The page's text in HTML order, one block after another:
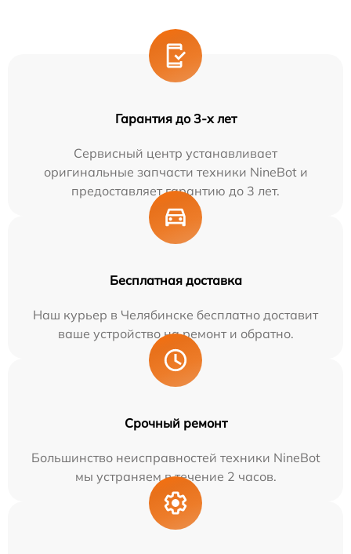
Гарантия до 3-х лет
Сервисный центр устанавливает
оригинальные запчасти техники NineBot и
предоставляет гарантию до 3 лет.
Бесплатная доставка
Наш курьер в Челябинске бесплатно доставит
ваше устройство на ремонт и обратно.
Срочный ремонт
Большинство неисправностей техники NineBot
мы устраняем в течение 2 часов.